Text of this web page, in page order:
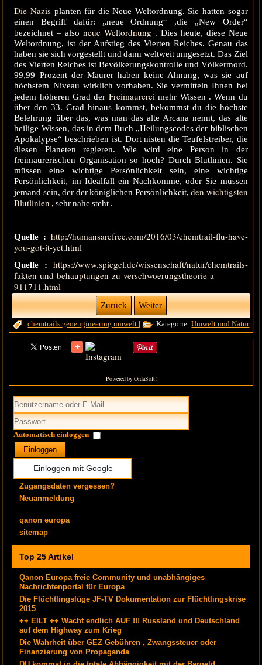
Die Nazis planten für die Neue Weltordnung. Sie hatten sogar
einen Begriff dafür: „neue Ordnung“ ,die „New Order“
bezeichnet – alsoneue Weltordnung . Dies heute, diese Neue
Weltordnung, ist der Aufstieg des Vierten Reiches. Genau das
haben sie sich vorgestellt und dann weltweit umgesetzt. Das Ziel
des Vierten Reiches ist Bevölkerungskontrolle und Völkermord.
99,99 Prozent der Maurer haben keine Ahnung, was sie auf
höchstem Niveau wirklich vorhaben. Sie vermitteln Ihnen bei
jedem höheren Grad der Freimaurereimehr Wissen . Wenn du
über den 33. Grad hinaus kommst, bekommst du die höchste
Belehrung über das, was man das alte Arcana nennt, das alte
heilige Wissen, das in dem Buch „Heilungscodes der biblischen
Apokalypse“ beschrieben ist. Dort nisten die Teufelstreiber, die
diesen Planeten regieren. Wie wird eine Person in der
freimaurerischen Organisation so hoch? Durch Blutlinien. Sie
müssen eine wichtige Persönlichkeit sein, eine wichtige
Persönlichkeit, im Idealfall ein Nachkomme, oder Sie müssen
jemand sein, der der königlichen Persönlichkeit,den wichtigsten
Blutlinien , sehr nahe steht .
Quelle : http://humansarefree.com/2016/03/chemtrail-flu-have-
you-got-it-yet.html
Quelle : https://www.spiegel.de/wissenschaft/natur/chemtrails-
fakten-und-behauptungen-zu-verschwoerungstheorie-a-
911711.html
Zurück Weiter
chemtrailsgeoengineeringumwelt | Kategorie:Umwelt und Natur
Powered by OrdaSoft!
Automatisch einloggen
Einloggen
Einloggen mit Google
Zugangsdaten vergessen?
Neuanmeldung
qanon europa
sitemap
Top 25 Artikel
Qanon Europa freie Community und unabhängiges
Nachrichtenportal für Europa
Die Flüchtlingslüge JF-TV Dokumentation zur Flüchtlingskrise
2015
++ EILT ++ Wacht endlich AUF !!! Russland und Deutschland
auf dem Highway zum Krieg
Die Wahrheit über GEZ Gebühren , Zwangssteuer oder
Finanzierung von Propaganda